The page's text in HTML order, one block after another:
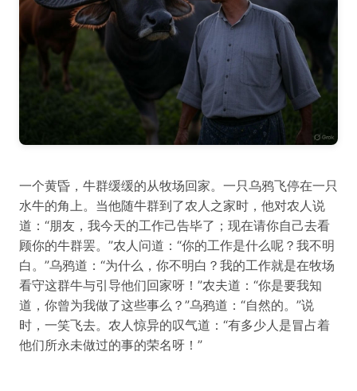
一个黄昏，牛群缓缓的从牧场回家。一只乌鸦飞停在一只
水牛的角上。当他随牛群到了农人之家时，他对农人说
道：“朋友，我今天的工作己告毕了；现在请你自己去看
顾你的牛群罢。”农人问道：“你的工作是什么呢？我不明
白。”乌鸦道：“为什么，你不明白？我的工作就是在牧场
看守这群牛与引导他们回家呀！”农夫道：“你是要我知
道，你曾为我做了这些事么？”乌鸦道：“自然的。”说
时，一笑飞去。农人惊异的叹气道：“有多少人是冒占着
他们所永未做过的事的荣名呀！”